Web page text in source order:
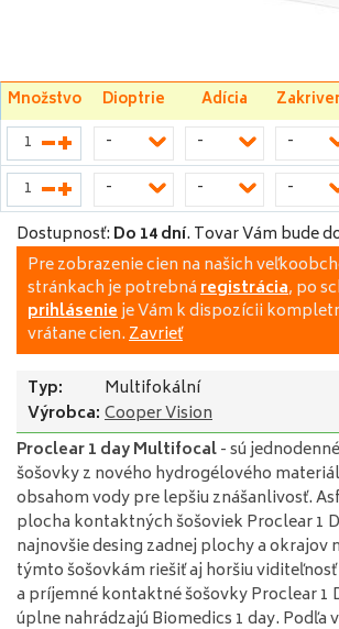
Množstvo Dioptrie Adícia
-
- -
- - -
Dostupnosť: Do 14 dní. Tovar Vám bude
Pre zobrazenie cien na našich
stránkach je potrebnáregistrácia, po
prihlásenieje Vám k dispozícii
vrátane cien.Zavrieť
Typ:
Multifokální
Výrobca: Cooper Vision
Proclear 1 day Multifocal- sú
šošovky z nového hydrogélového
obsahom vody pre lepšiu znášanlivosť.
plocha kontaktných šošoviek Proclear 1
najnovšie desing zadnej plochy a okrajov
týmto šošovkám riešiť aj horšiu
a príjemné kontaktné šošovky Proclear 1
úplne nahrádzajú Biomedics 1 day. Podľa